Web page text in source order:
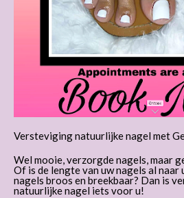
Versteviging natuurlijke nagel met
Wel mooie, verzorgde nagels, maar
Of is de lengte van uw nagels al naar
nagels broos en breekbaar? Dan is
natuurlijke nagel iets voor u!